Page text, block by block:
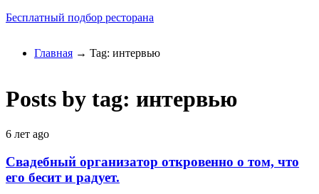
Бесплатный подбор ресторана
Главная → Tag: интервью
Posts by tag: интервью
6 лет ago
Свадебный организатор откровенно о том, что
его бесит и радует.